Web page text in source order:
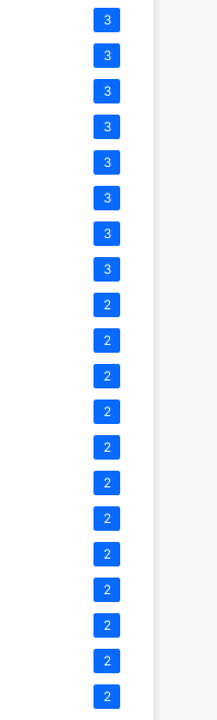
3
3
3
3
3
3
3
3
2
2
2
2
2
2
2
2
2
2
2
2